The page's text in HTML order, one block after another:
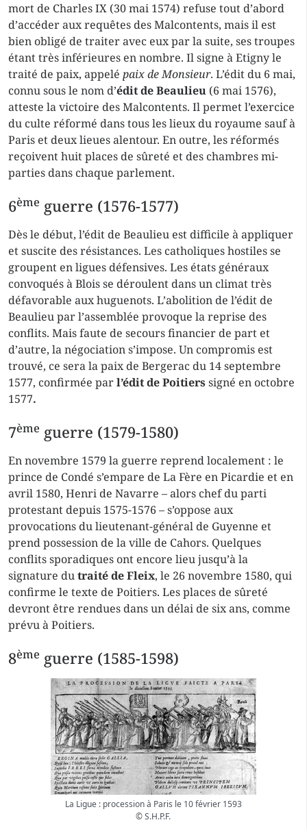
mort de Charles IX (30 mai 1574) refuse tout d’abord
d’accéder aux requêtes des Malcontents, mais il est
bien obligé de traiter avec eux par la suite, ses troupes
étant très inférieures en nombre. Il signe à Etigny le
traité de paix, appelé paix de Monsieur. L’édit du 6 mai,
connu sous le nom d’édit de Beaulieu (6 mai 1576),
atteste la victoire des Malcontents. Il permet l’exercice
du culte réformé dans tous les lieux du royaume sauf à
Paris et deux lieues alentour. En outre, les réformés
reçoivent huit places de sûreté et des chambres mi-
parties dans chaque parlement.
6ème guerre (1576-1577)
Dès le début, l’édit de Beaulieu est difficile à appliquer
et suscite des résistances. Les catholiques hostiles se
groupent en ligues défensives. Les états généraux
convoqués à Blois se déroulent dans un climat très
défavorable aux huguenots. L’abolition de l’édit de
Beaulieu par l’assemblée provoque la reprise des
conflits. Mais faute de secours financier de part et
d’autre, la négociation s’impose. Un compromis est
trouvé, ce sera la paix de Bergerac du 14 septembre
1577, confirmée parl’édit de Poitierssigné en octobre
1577.
7ème guerre (1579-1580)
En novembre 1579 la guerre reprend localement : le
prince de Condé s’empare de La Fère en Picardie et en
avril 1580, Henri de Navarre – alors chef du parti
protestant depuis 1575-1576 – s’oppose aux
provocations du lieutenant-général de Guyenne et
prend possession de la ville de Cahors. Quelques
conflits sporadiques ont encore lieu jusqu’à la
signature dutraité de Fleix, le 26 novembre 1580, qui
confirme le texte de Poitiers. Les places de sûreté
devront être rendues dans un délai de six ans, comme
prévu à Poitiers.
8ème guerre (1585-1598)
La Ligue : procession à Paris le 10 février 1593
© S.H.P.F.